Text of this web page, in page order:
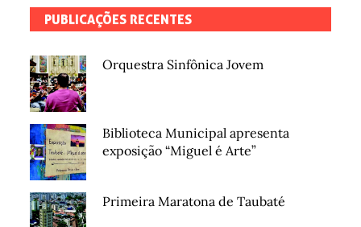
PUBLICAÇÕES RECENTES
Orquestra Sinfônica Jovem
Biblioteca Municipal apresenta
exposição “Miguel é Arte”
Primeira Maratona de Taubaté